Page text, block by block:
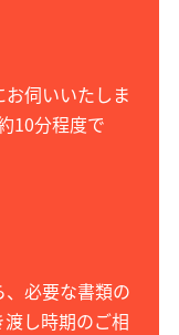
伺いいたしま
10分程度で
必要な書類の
し時期のご相